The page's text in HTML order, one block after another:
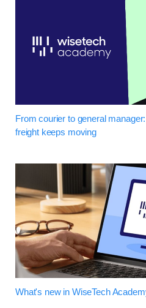
From courier to general
freight keeps moving
What's new in WiseTech